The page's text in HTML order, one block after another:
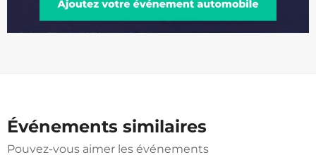
Événements similaires
Pouvez-vous aimer les événements